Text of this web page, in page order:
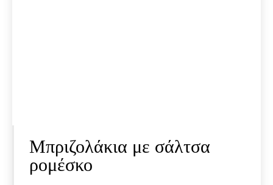
Μπριζολάκια με σάλτσα
ρομέσκο